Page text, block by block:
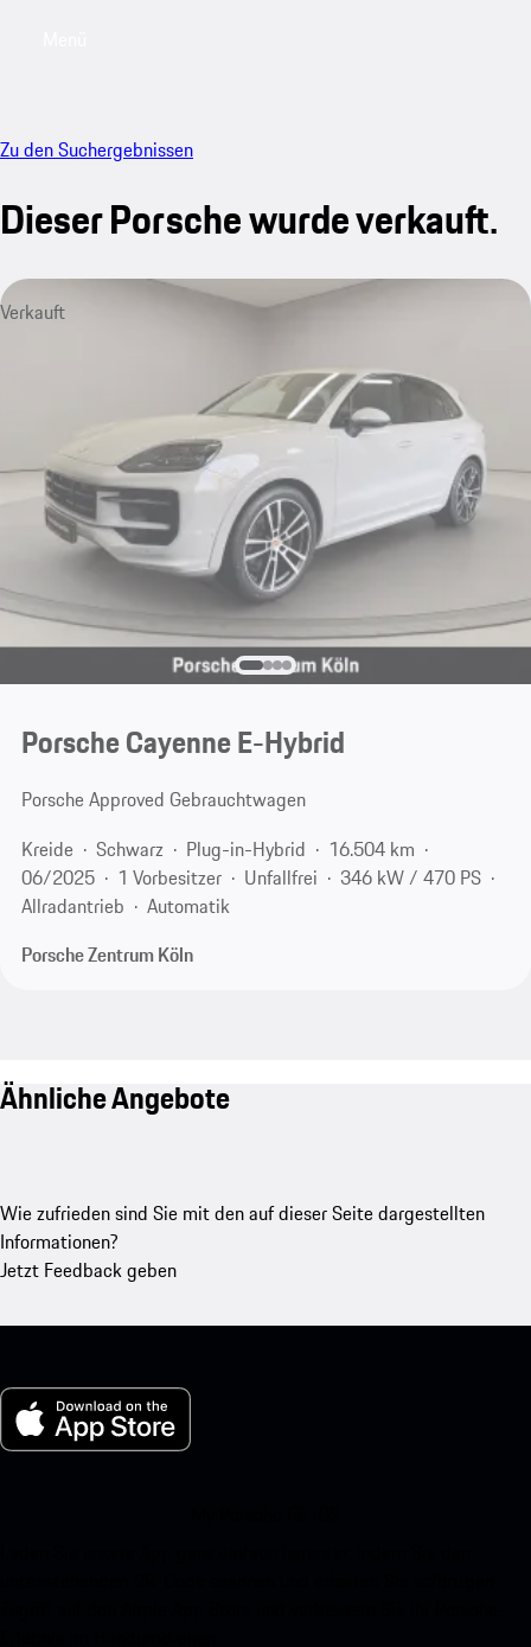
Zu den Suchergebnissen
Dieser Porsche wurde verkauft.
Verkauft
Porsche Cayenne E-Hybrid
Porsche Approved Gebrauchtwagen
Kreide
Schwarz Plug-in-Hybrid
16.504 km
06/2025
1 Vorbesitzer Unfallfrei
346 kW / 470 PS
Allradantrieb
Automatik
Porsche Zentrum Köln
Ähnliche Angebote
Wie zufrieden sind Sie mit den auf dieser Seite dargestellten
Informationen?
Jetzt Feedback geben